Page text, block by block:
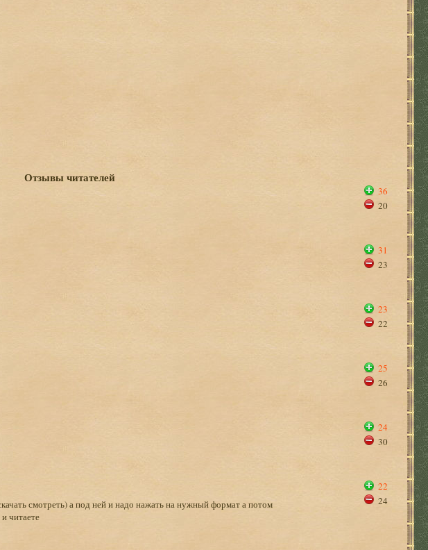
Отзывы читателей
36
20
31
23
23
22
25
26
24
30
смотреть) а под ней и надо нажать на нужный формат а потом
и читаете
22
24